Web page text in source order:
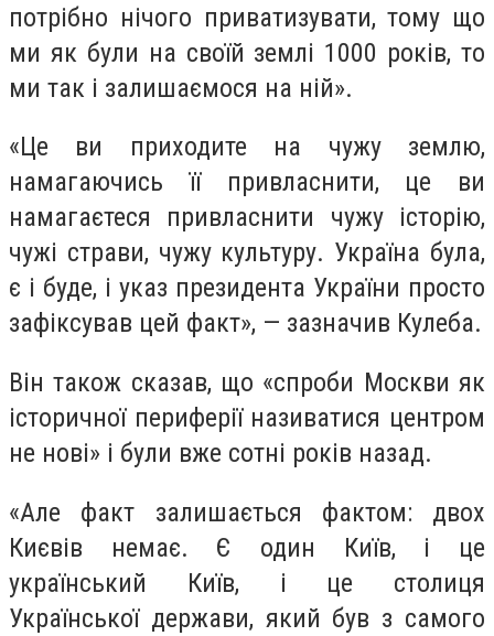
потрібно нічого приватизувати, тому що
ми як були на своїй землі 1000 років, то
ми так і залишаємося на ній».
«Це ви приходите на чужу землю,
намагаючись її привласнити, це ви
намагаєтеся привласнити чужу історію,
чужі страви, чужу культуру. Україна була,
є і буде, і указ президента України просто
зафіксував цей факт», — зазначив Кулеба.
Він також сказав, що «спроби Москви як
історичної периферії називатися центром
не нові» і були вже сотні років назад.
«Але факт залишається фактом: двох
Києвів немає. Є один Київ, і це
український Київ, і це столиця
Української держави, який був з самого